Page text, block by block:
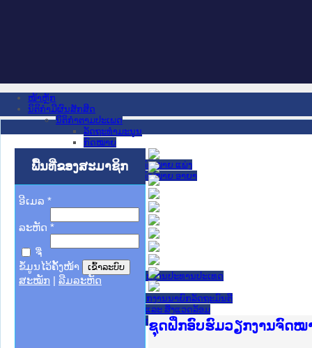
ໜ້າຫຼັກ
ນິຕິກໍາມີຜົນສັກສິດ
ນິຕິກໍາຕາມປະເພດ
ລັດຖະທໍາມະນູນ
ກົດໝາຍ
ປະມວນກົດໝາຍ ແພ່ງ
ປະມວນກົດໝາຍ ອາຍາ
ມະຕິຕົກລົງ
ລັດຖະດໍາລັດ
ດໍາລັດ
ຄໍາສັ່ງ
ນິຕິກໍາຂັ້ນສູນກາງ
ຫ້ອງວ່າການສໍານັກງານປະທານປະເທດ
ສະພາແຫ່ງຊາດ
ຫ້ອງວ່າການສຳນັກງານນາຍົກລັດຖະມົນຕີ
ກະຊວງ ກະສິກຳ ແລະ ສິ່ງແວດລ້ອມ
ກະຊວງ ການຕ່າງປະເທດ
ພື້ນທີ່ຂອງສະມາຊິກ
ອີເມລ *
ລະຫັດ *
ຈື່
ຂໍ້ມູນໄວ້ຄັ້ງໜ້າ
ສະໝັກ
ລືມລະຫັດ
Ministry of Justice Lao
ເຜີຍແຜ່ວັບໄຊຈົດໝາຍເຫດ
ກະຊວງຍຸຕິທຳ
ຊຸດຝຶກອົບຮົມວຽກງານຈົດໝ
ກອງປະຊຸມທົບທວນຄືນການ
ຝຶກອົບຮົມ ຜູ່ປະສານງານວຽ
ຝຶກອົບຮົມ ຜູ່ປະສານງານວຽ
ເຜີຍແຜ່ແອັບກົດໝາຍລາວ ແ
ເຜີຍແຜ່ແອັບກົດໝາຍລາວ ແ
ຍົກລະດັບວຽກງານຈົດໝາຍ
ຊຸດຝຶກອົບຮົມວຽກງານຈົດໝ